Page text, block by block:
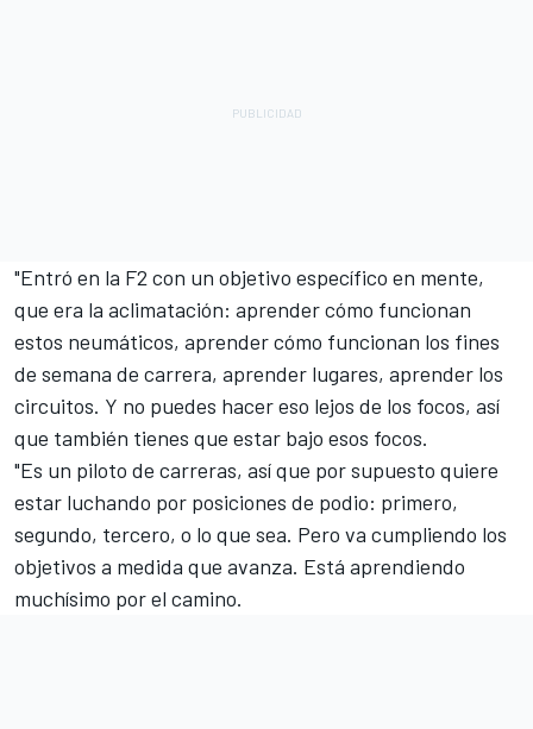
"Entró en la F2 con un objetivo específico en mente,
que era la aclimatación: aprender cómo funcionan
estos neumáticos, aprender cómo funcionan los fines
de semana de carrera, aprender lugares, aprender los
circuitos. Y no puedes hacer eso lejos de los focos, así
que también tienes que estar bajo esos focos.
"Es un piloto de carreras, así que por supuesto quiere
estar luchando por posiciones de podio: primero,
segundo, tercero, o lo que sea. Pero va cumpliendo los
objetivos a medida que avanza. Está aprendiendo
muchísimo por el camino.